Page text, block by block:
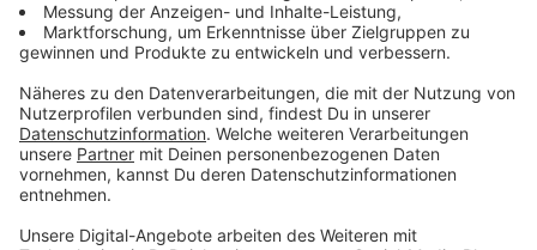
THE CARDIGANS – My Favourite Game
IMAGINE DRAGONS – On Top Of The World
COLDPLAY – Yellow
KELVIN JONES – Call You Home
FRITZ KALKBRENNER – Back Home